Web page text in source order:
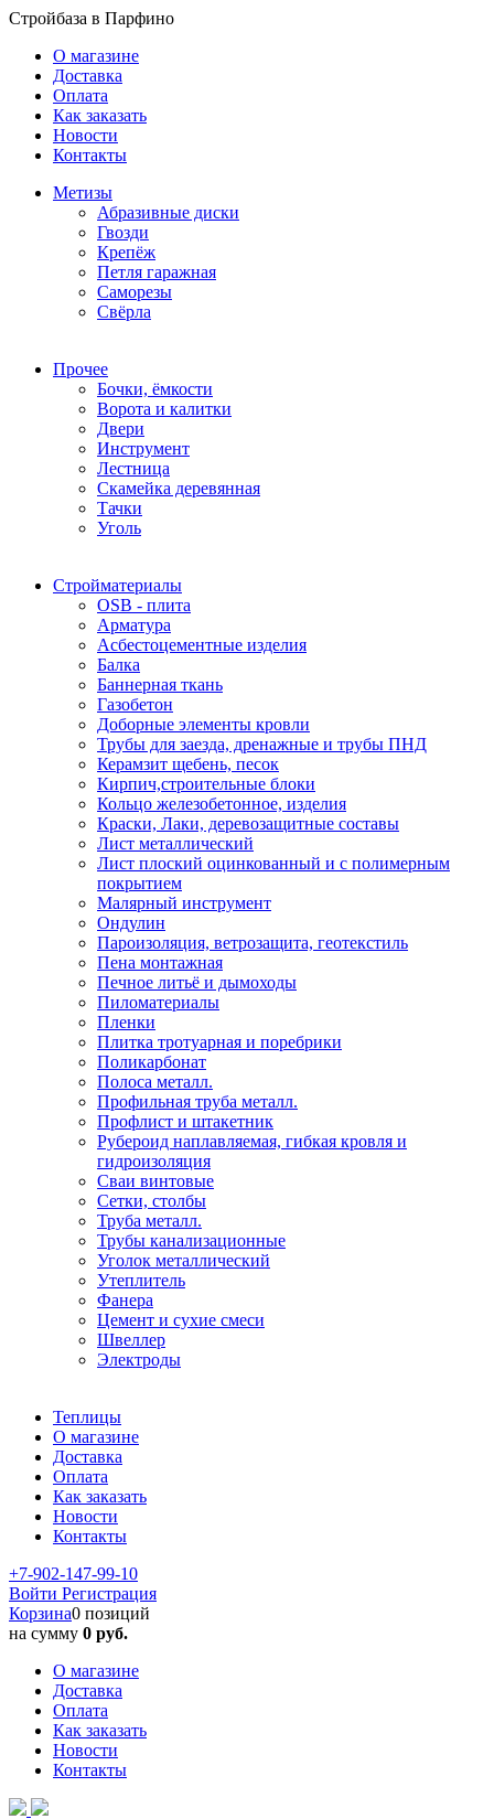
Стройбаза в Парфино
О магазине
Доставка
Оплата
Как заказать
Новости
Контакты
Метизы
Абразивные диски
Гвозди
Крепёж
Петля гаражная
Саморезы
Свёрла
Прочее
Бочки, ёмкости
Ворота и калитки
Двери
Инструмент
Лестница
Скамейка деревянная
Тачки
Уголь
Стройматериалы
OSB - плита
Арматура
Асбестоцементные изделия
Балка
Баннерная ткань
Газобетон
Доборные элементы кровли
Трубы для заезда, дренажные и трубы ПНД
Керамзит щебень, песок
Кирпич,строительные блоки
Кольцо железобетонное, изделия
Краски, Лаки, деревозащитные составы
Лист металлический
Лист плоский оцинкованный и с полимерным
покрытием
Малярный инструмент
Ондулин
Пароизоляция, ветрозащита, геотекстиль
Пена монтажная
Печное литьё и дымоходы
Пиломатериалы
Пленки
Плитка тротуарная и поребрики
Поликарбонат
Полоса металл.
Профильная труба металл.
Профлист и штакетник
Рубероид наплавляемая, гибкая кровля и
гидроизоляция
Сваи винтовые
Сетки, столбы
Труба металл.
Трубы канализационные
Уголок металлический
Утеплитель
Фанера
Цемент и сухие смеси
Швеллер
Электроды
Теплицы
О магазине
Доставка
Оплата
Как заказать
Новости
Контакты
+7-902-147-99-10
Войти Регистрация
Корзина0 позиций
на сумму 0 руб.
О магазине
Доставка
Оплата
Как заказать
Новости
Контакты